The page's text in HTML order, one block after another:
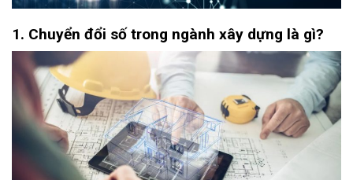
1. Chuyển đổi số trong ngành xây dựng là gì?